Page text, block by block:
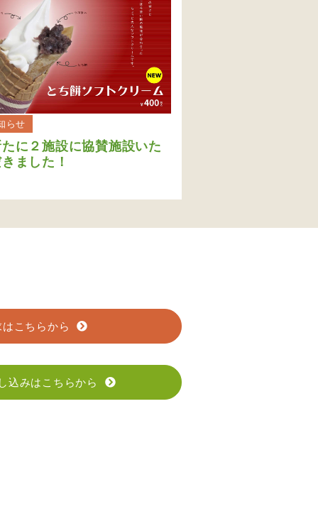
らせ
に２施設に協賛施設いた
ました！
こちらから
込みはこちらから